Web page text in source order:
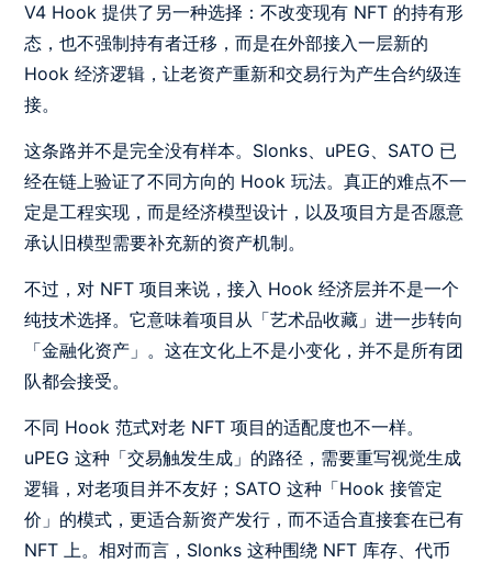
V4 Hook 提供了另一种选择：不改变现有 NFT 的持有形
态，也不强制持有者迁移，而是在外部接入一层新的
Hook 经济逻辑，让老资产重新和交易行为产生合约级连
接。
这条路并不是完全没有样本。Slonks、uPEG、SATO 已
经在链上验证了不同方向的 Hook 玩法。真正的难点不一
定是工程实现，而是经济模型设计，以及项目方是否愿意
承认旧模型需要补充新的资产机制。
不过，对 NFT 项目来说，接入 Hook 经济层并不是一个
纯技术选择。它意味着项目从「艺术品收藏」进一步转向
「金融化资产」。这在文化上不是小变化，并不是所有团
队都会接受。
不同 Hook 范式对老 NFT 项目的适配度也不一样。
uPEG 这种「交易触发生成」的路径，需要重写视觉生成
逻辑，对老项目并不友好；SATO 这种「Hook 接管定
价」的模式，更适合新资产发行，而不适合直接套在已有
NFT 上。相对而言，Slonks 这种围绕 NFT 库存、代币